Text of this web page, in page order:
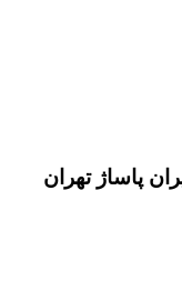
پاساژ تهران